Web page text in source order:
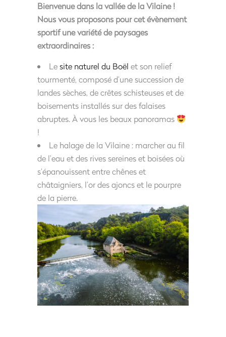
Bienvenue dans la vallée de la Vilaine !
Nous vous proposons pour cet évènement
sportif une variété de paysages
extraordinaires :
Lesite naturel du Boël et son relief
tourmenté, composé d’une succession de
landes sèches, de crêtes schisteuses et de
boisements installés sur des falaises
abruptes. À vous les beaux panoramas
!
Le halage de la Vilaine : marcher au fil
de l’eau et des rives sereines et boisées où
s’épanouissent entre chênes et
châtaigniers, l’or des ajoncs et le pourpre
de la pierre.